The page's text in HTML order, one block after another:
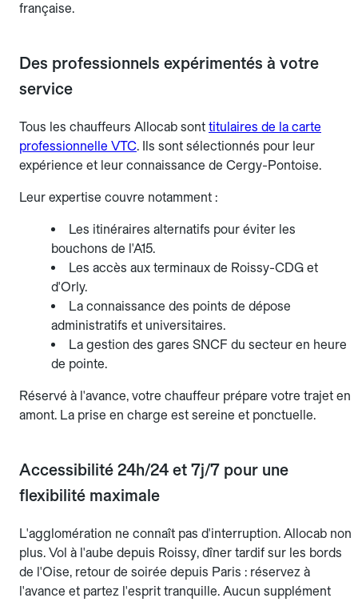
française.
Des professionnels expérimentés à votre
service
Tous les chauffeurs Allocab sont titulaires de la carte
professionnelle VTC. Ils sont sélectionnés pour leur
expérience et leur connaissance de Cergy-Pontoise.
Leur expertise couvre notamment :
Les itinéraires alternatifs pour éviter les
bouchons de l'A15.
Les accès aux terminaux de Roissy-CDG et
d'Orly.
La connaissance des points de dépose
administratifs et universitaires.
La gestion des gares SNCF du secteur en heure
de pointe.
Réservé à l'avance, votre chauffeur prépare votre trajet en
amont. La prise en charge est sereine et ponctuelle.
Accessibilité 24h/24 et 7j/7 pour une
flexibilité maximale
L'agglomération ne connaît pas d'interruption. Allocab non
plus. Vol à l'aube depuis Roissy, dîner tardif sur les bords
de l'Oise, retour de soirée depuis Paris : réservez à
l'avance et partez l'esprit tranquille. Aucun supplément